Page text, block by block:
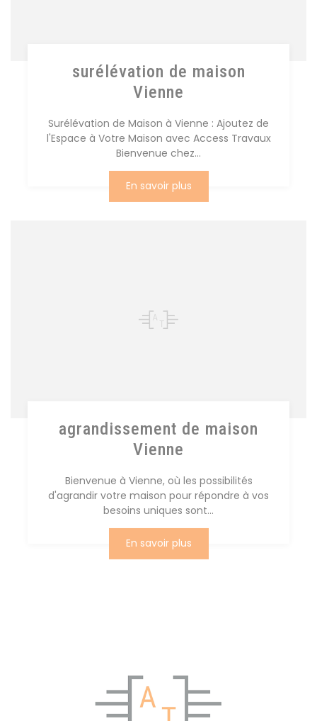
surélévation de maison
Vienne
Surélévation de Maison à Vienne : Ajoutez de
l'Espace à Votre Maison avec Access Travaux
Bienvenue chez...
En savoir plus
agrandissement de maison
Vienne
Bienvenue à Vienne, où les possibilités
d'agrandir votre maison pour répondre à vos
besoins uniques sont...
En savoir plus